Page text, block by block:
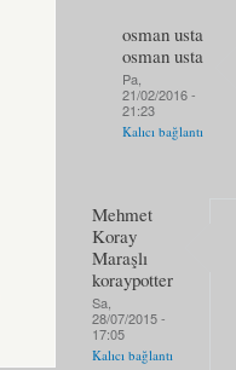
osman usta
osman usta
Pa,
21/02/2016 -
21:23
Kalıcı bağlantı
Mehmet
Koray
Maraşlı
koraypotter
Sa,
28/07/2015 -
17:05
Kalıcı bağlantı